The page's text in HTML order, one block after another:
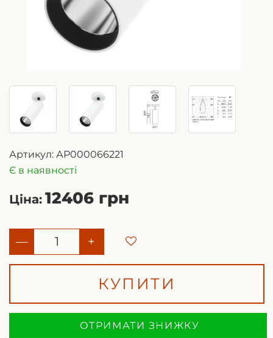
Артикул: АР000066221
Є в наявності
Ціна: 12406 грн
— +
КУПИТИ
ОТРИМАТИ ЗНИЖКУ